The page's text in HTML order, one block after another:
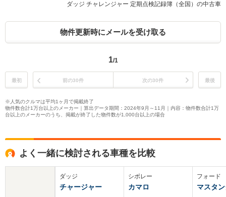
ダッジ チャレンジャー 定期点検記録簿（全国）の中古車
物件更新時にメールを受け取る
1/1
最初 前の30件 次の30件 最後
※人気のクルマは平均1ヶ月で掲載終了
物件数合計1万台以上のメーカー｜算出データ期間：2024年9月～11月｜内容：物件数合計1万
台以上のメーカーのうち、掲載が終了した物件数が1,000台以上の場合
よく一緒に検討される車種を比較
ダッジ
チャージャー
シボレー
カマロ
フォード
マスタ